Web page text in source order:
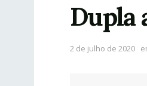
Dupla
2 de julho de 2020